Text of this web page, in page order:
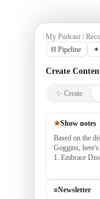
My Podcast /
⛓ Pipeline
✦
Create
✨ Create
★Show notes
Based on the
Goggins,
1. Embrace
≡Newsletter